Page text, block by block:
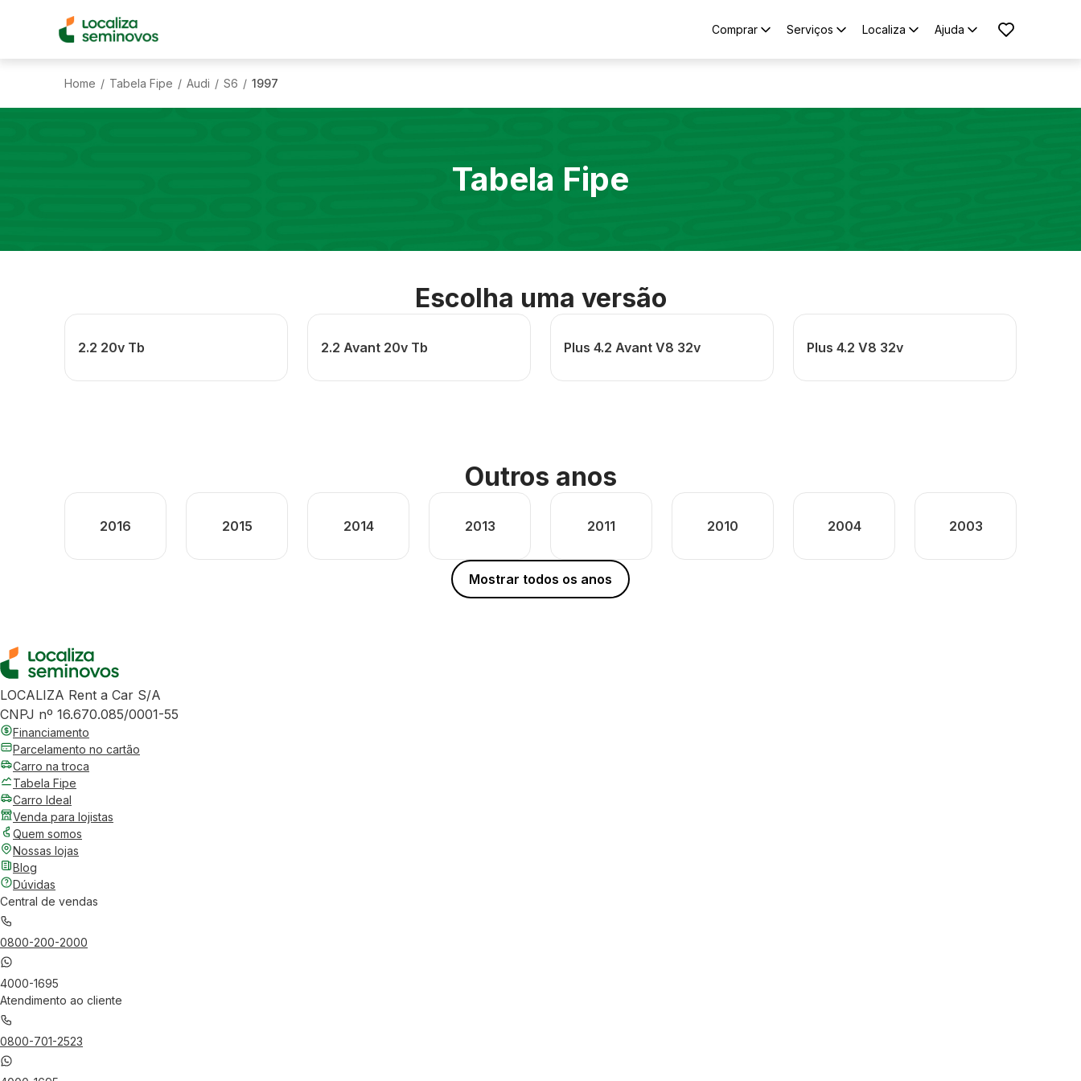
Comprar Serviços Localiza Ajuda
Home / Tabela Fipe / Audi / S6 / 1997
Tabela Fipe
Escolha uma versão
2.2 20v Tb 2.2 Avant 20v Tb Plus 4.2 Avant V8 32v Plus 4.2 V8 32v
Outros anos
2016 2015 2014 2013 2011 2010 2004 2003
Mostrar todos os anos
LOCALIZA Rent a Car S/A
CNPJ nº 16.670.085/0001-55
Financiamento
Parcelamento no cartão
Carro na troca
Tabela Fipe
Carro Ideal
Venda para lojistas
Quem somos
Nossas lojas
Blog
Dúvidas
Central de vendas
0800-200-2000
4000-1695
Atendimento ao cliente
0800-701-2523